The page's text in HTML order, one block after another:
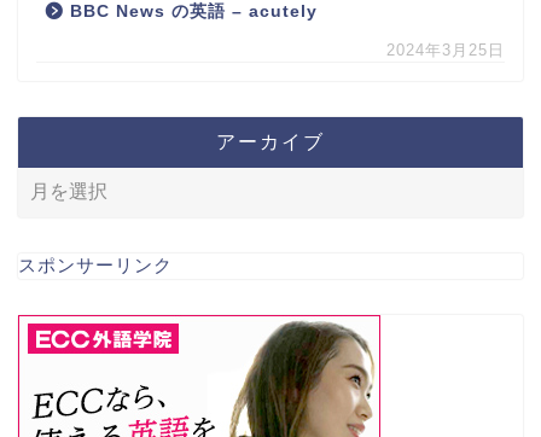
BBC News の英語 – acutely
2024年3月25日
アーカイブ
スポンサーリンク